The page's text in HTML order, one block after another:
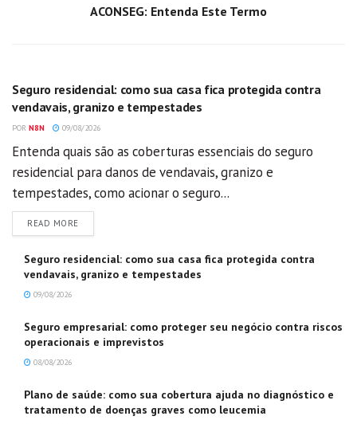
ACONSEG: Entenda Este Termo
Seguro residencial: como sua casa fica protegida contra
vendavais, granizo e tempestades
POR N8N 09/08/2026
Entenda quais são as coberturas essenciais do seguro
residencial para danos de vendavais, granizo e
tempestades, como acionar o seguro...
READ MOREDETAILS
Seguro residencial: como sua casa fica protegida contra
vendavais, granizo e tempestades
09/08/2026
Seguro empresarial: como proteger seu negócio contra riscos
operacionais e imprevistos
08/08/2026
Plano de saúde: como sua cobertura ajuda no diagnóstico e
tratamento de doenças graves como leucemia